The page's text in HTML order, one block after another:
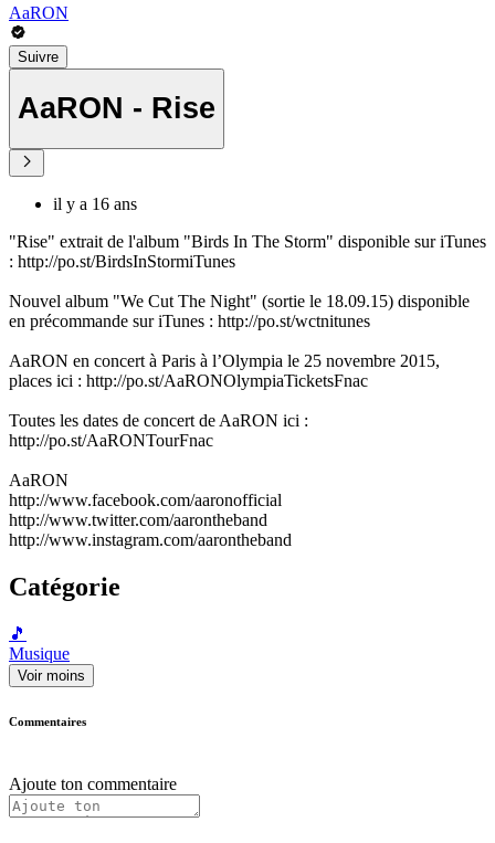
AaRON
Suivre
AaRON - Rise
il y a 16 ans
"Rise" extrait de l'album "Birds In The Storm" disponible sur iTunes
: http://po.st/BirdsInStormiTunes
Nouvel album "We Cut The Night" (sortie le 18.09.15) disponible
en précommande sur iTunes : http://po.st/wctnitunes
AaRON en concert à Paris à l’Olympia le 25 novembre 2015,
places ici : http://po.st/AaRONOlympiaTicketsFnac
Toutes les dates de concert de AaRON ici :
http://po.st/AaRONTourFnac
AaRON
http://www.facebook.com/aaronofficial
http://www.twitter.com/aarontheband
http://www.instagram.com/aarontheband
Catégorie
🎵
Musique
Voir moins
Commentaires
Ajoute ton commentaire